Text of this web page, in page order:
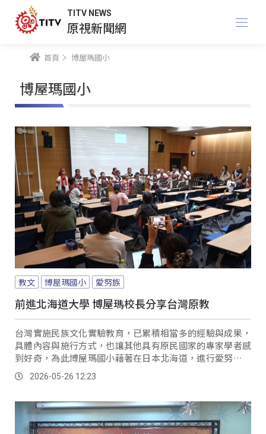
TITV NEWS
原視新聞網
首頁 博屋瑪國小
博屋瑪國小
教文 博屋瑪國小 愛努族
前進北海道大學 博屋瑪校長分享台灣原教
台灣實施民族文化實驗教育，已累積相當多的經驗與成果，
具體內容與施行方式，也讓其他具有原民國家的專家學者感
到好奇，為此博屋瑪國小藉著在日本北海道，進行愛努族文
化交流之際，也特別前往北海道大學愛努先住民研究中心，
以簡報方式分享這些年，學校在施行民族文化教育的方式及
2026-05-26 12:23